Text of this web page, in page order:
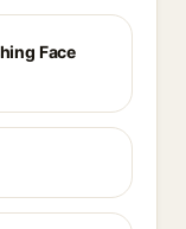
Face